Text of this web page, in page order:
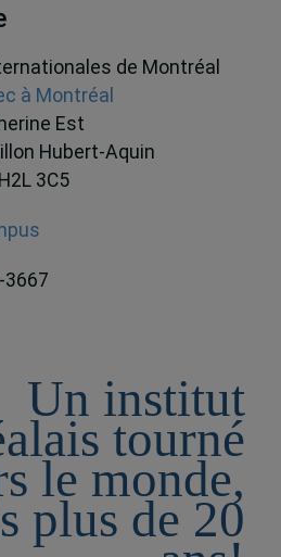
de Montréal
à Montréal
Est
Hubert-Aquin
3C5
3667
Un institut
tourné
le monde,
plus de 20